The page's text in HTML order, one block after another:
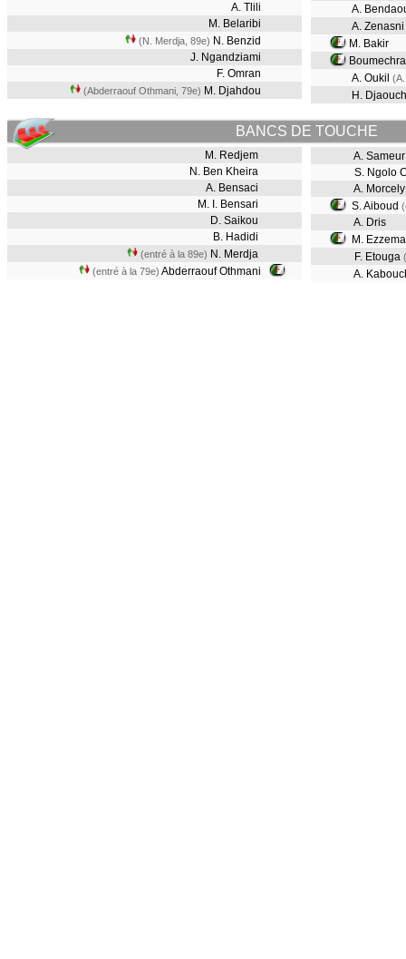
A. Tlili
M. Belaribi
(N. Merdja, 89e) N. Benzid
J. Ngandziami
F. Omran
(Abderraouf Othmani, 79e) M. Djahdou
A.
A. Zenasni
M. Bakir
A. Oukil
H.
BANCS DE TOUCHE
M. Redjem
N. Ben Kheira
A. Bensaci
M. I. Bensari
D. Saikou
B. Hadidi
(entré à la 89e) N. Merdja
(entré à la 79e) Abderraouf Othmani
A.
S. Ngolo
A. Morcely
S. Aiboud
A. Dris
M.
F. Etouga
A.